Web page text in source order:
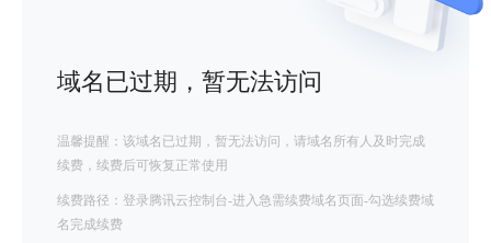
域名已过期，暂无法访问
温馨提醒：该域名已过期，暂无法访问，请域名所有人及时完成
续费，续费后可恢复正常使用
续费路径：登录腾讯云控制台-进入急需续费域名页面-勾选续费域
名完成续费